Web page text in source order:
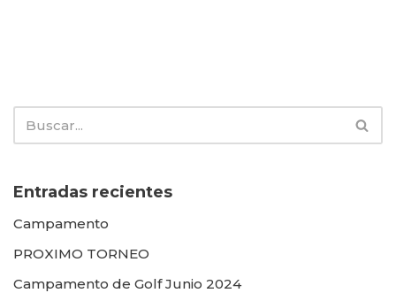
Entradas recientes
Campamento
PROXIMO TORNEO
Campamento de Golf Junio 2024